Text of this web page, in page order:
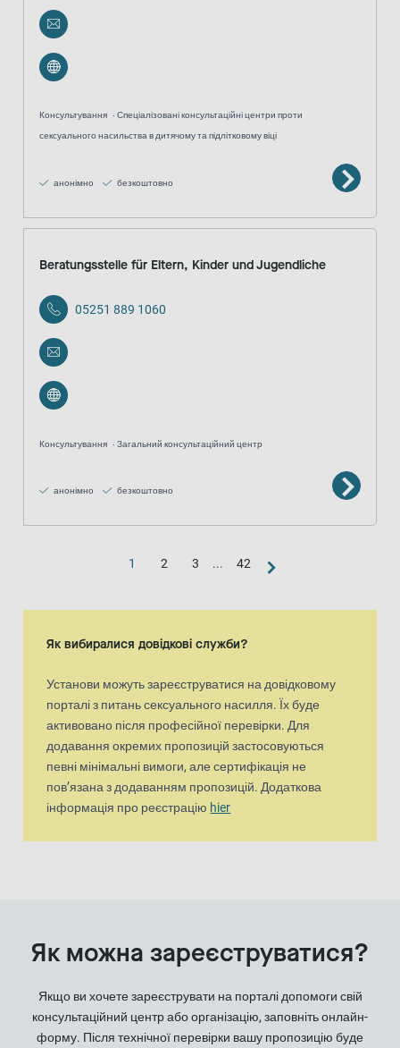
Консультування
Спеціалізовані консультаційні центри проти
сексуального насильства в дитячому та підлітковому віці
анонімно безкоштовно
Beratungsstelle für Eltern, Kinder und Jugendliche
05251 889 1060
Консультування Загальний консультаційний центр
анонімно безкоштовно
1 2 3 ... 42
Як вибиралися довідкові служби?
Установи можуть зареєструватися на довідковому
порталі з питань сексуального насилля. Їх буде
активовано після професійної перевірки. Для
додавання окремих пропозицій застосовуються
певні мінімальні вимоги, але сертифікація не
пов’язана з додаванням пропозицій. Додаткова
інформація про реєстрацію hier
Як можна зареєструватися?
Якщо ви хочете зареєструвати на порталі допомоги свій
консультаційний центр або організацію, заповніть онлайн-
форму. Після технічної перевірки вашу пропозицію буде